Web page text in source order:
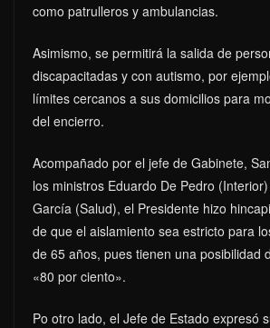
como patrulleros y ambulancias.
Asimismo, se permitirá la salida de
discapacitadas y con autismo, por
límites cercanos a sus domicilios para
del encierro.
Acompañado por el jefe de Gabinete,
los ministros Eduardo De Pedro
García (Salud), el Presidente hizo
de que el aislamiento sea estricto para
de 65 años, pues tienen una posibilidad
«80 por ciento».
Po otro lado, el Jefe de Estado expresó